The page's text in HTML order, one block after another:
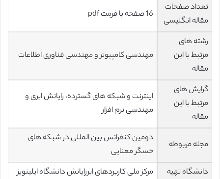
تعداد صفحات
مقاله انگلیسی
16 صفحه با فرمت pdf
رشته های
مرتبط با این
مقاله
مهندسی کامپیوتر و مهندسی فناوری اطلاعات
گرایش های
مرتبط با این
مقاله
اینترنت و شبکه های گسترده، رایانش ابری و
مهندسی نرم افزار
مجله مربوطه
دومین کنفرانس بین المللی در شبکه های
حسگر معنایی
دانشگاه تهیه
مرکز ملی کاربردهای ابررایانش دانشگاه ایلینویز